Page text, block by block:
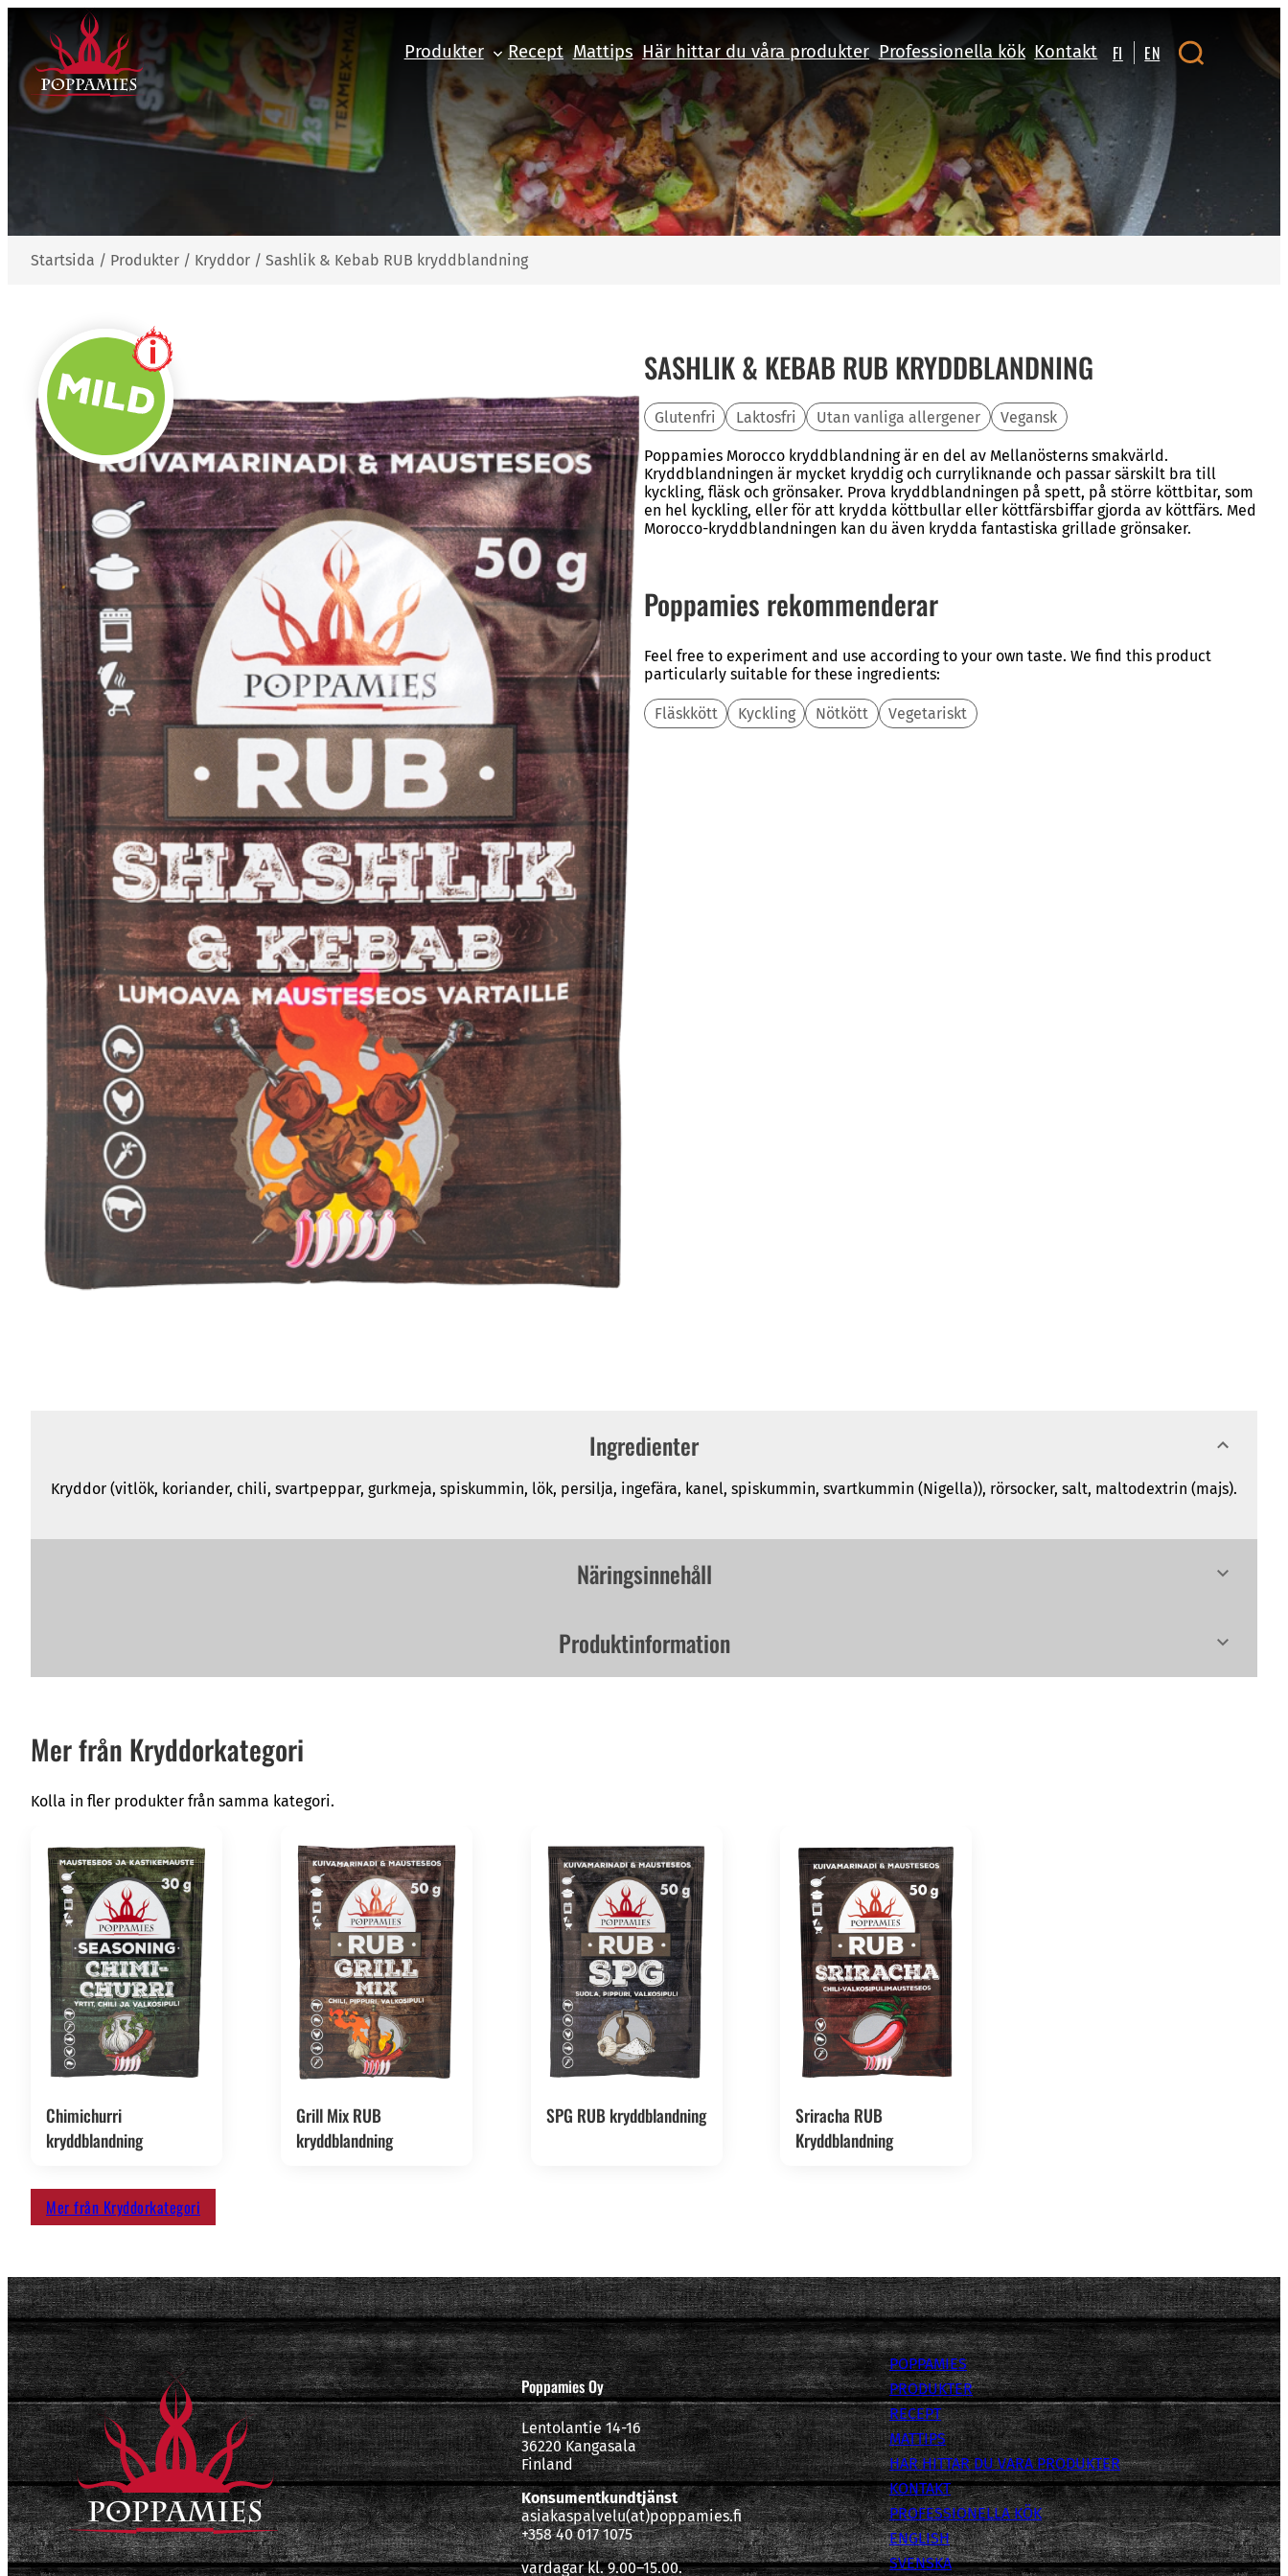
innehåll
Produkter Recept Mattips Här hittar du våra produkter Professionella kök Kontakt FI EN
Startsida / Produkter / Kryddor / Sashlik & Kebab RUB kryddblandning
SASHLIK & KEBAB RUB KRYDDBLANDNING
Glutenfri Laktosfri Utan vanliga allergener Vegansk
Poppamies Morocco kryddblandning är en del av Mellanösterns smakvärld.
Kryddblandningen är mycket kryddig och curryliknande och passar särskilt bra till
kyckling, fläsk och grönsaker. Prova kryddblandningen på spett, på större köttbitar, som
en hel kyckling, eller för att krydda köttbullar eller köttfärsbiffar gjorda av köttfärs. Med
Morocco-kryddblandningen kan du även krydda fantastiska grillade grönsaker.
Poppamies rekommenderar
Feel free to experiment and use according to your own taste. We find this product
particularly suitable for these ingredients:
Fläskkött Kyckling Nötkött Vegetariskt
Ingredienter
Kryddor (vitlök, koriander, chili, svartpeppar, gurkmeja, spiskummin, lök, persilja, ingefära, kanel, spiskummin, svartkummin (Nigella)), rörsocker, salt, maltodextrin (majs).
Näringsinnehåll
Kolhydrat
49,4 g
Socker
14,6 g
Salt
Produktinformation
Mer från Kryddorkategori
Kolla in fler produkter från samma kategori.
Chimichurri
kryddblandning
Grill Mix RUB
kryddblandning
SPG RUB kryddblandning
Sriracha RUB
Kryddblandning
Mer från Kryddorkategori
Poppamies Oy
Lentolantie 14-16
36220 Kangasala
Finland
Konsumentkundtjänst
asiakaspalvelu(at)poppamies.fi
+358 40 017 1075
vardagar kl. 9.00–15.00.
POPPAMIES
PRODUKTER
RECEPT
MATTIPS
HAR HITTAR DU VARA PRODUKTER
KONTAKT
PROFESSIONELLA KÖK
ENGLISH
SVENSKA